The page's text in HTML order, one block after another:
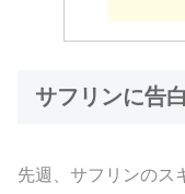
サフリンに告
先週、サフリンのス